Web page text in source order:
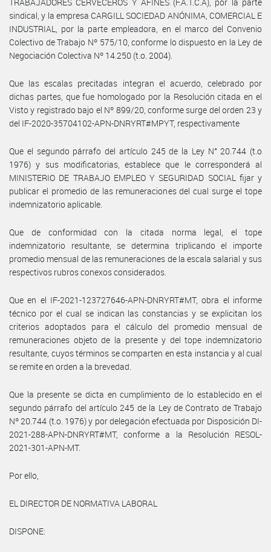
sindical, y la empresa CARGILL SOCIEDAD ANÓNIMA, COMERCIAL E
INDUSTRIAL, por la parte empleadora, en el marco del Convenio
Colectivo de Trabajo Nº 575/10, conforme lo dispuesto en la Ley de
Negociación Colectiva Nº 14.250 (t.o. 2004).
Que las escalas precitadas integran el acuerdo, celebrado por
dichas partes, que fue homologado por la Resolución citada en el
Visto y registrado bajo el Nº 899/20, conforme surge del orden 23 y
del IF-2020-35704102-APN-DNRYRT#MPYT, respectivamente
Que el segundo párrafo del artículo 245 de la Ley N° 20.744 (t.o
1976) y sus modificatorias, establece que le corresponderá al
MINISTERIO DE TRABAJO EMPLEO Y SEGURIDAD SOCIAL fijar y
publicar el promedio de las remuneraciones del cual surge el tope
indemnizatorio aplicable.
Que de conformidad con la citada norma legal, el tope
indemnizatorio resultante, se determina triplicando el importe
promedio mensual de las remuneraciones de la escala salarial y sus
respectivos rubros conexos considerados.
Que en el IF-2021-123727646-APN-DNRYRT#MT, obra el informe
técnico por el cual se indican las constancias y se explicitan los
criterios adoptados para el cálculo del promedio mensual de
remuneraciones objeto de la presente y del tope indemnizatorio
resultante, cuyos términos se comparten en esta instancia y al cual
se remite en orden a la brevedad.
Que la presente se dicta en cumplimiento de lo establecido en el
segundo párrafo del artículo 245 de la Ley de Contrato de Trabajo
Nº 20.744 (t.o. 1976) y por delegación efectuada por Disposición DI-
2021-288-APN-DNRYRT#MT, conforme a la Resolución RESOL-
2021-301-APN-MT.
Por ello,
EL DIRECTOR DE NORMATIVA LABORAL
DISPONE: